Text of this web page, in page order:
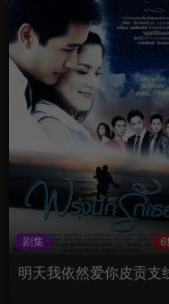
剧集 6
明天我依然爱你皮贡支